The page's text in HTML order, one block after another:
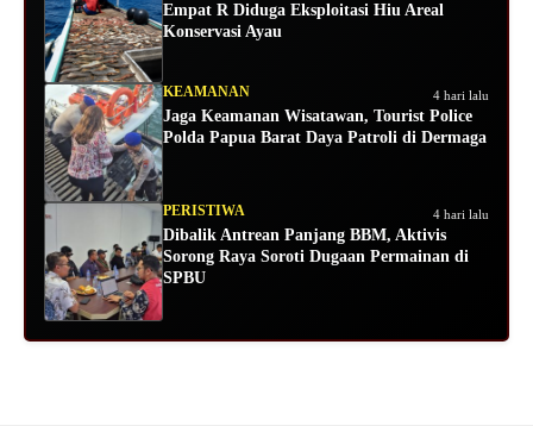
Empat R Diduga Eksploitasi Hiu Areal
Konservasi Ayau
KEAMANAN 4 hari lalu
Jaga Keamanan Wisatawan, Tourist Police
Polda Papua Barat Daya Patroli di Dermaga
PERISTIWA 4 hari lalu
Dibalik Antrean Panjang BBM, Aktivis
Sorong Raya Soroti Dugaan Permainan di
SPBU